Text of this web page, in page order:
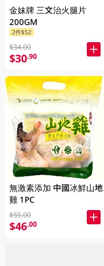
金妹牌 三文治火腿片
200GM
2件$52
$34.00
$30.90
無激素添加 中國冰鮮山地
雞 1PC
$55.00
$46.00